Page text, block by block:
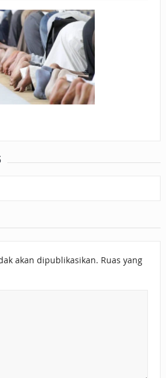
KEPADA KERABAT SENDIRI
akan dipublikasikan. Ruas yang